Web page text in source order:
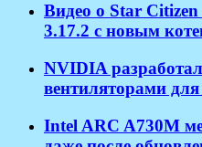
Видео о Star
3.17.2 с новым
NVIDIA
вентиляторами
Intel ARC A730M